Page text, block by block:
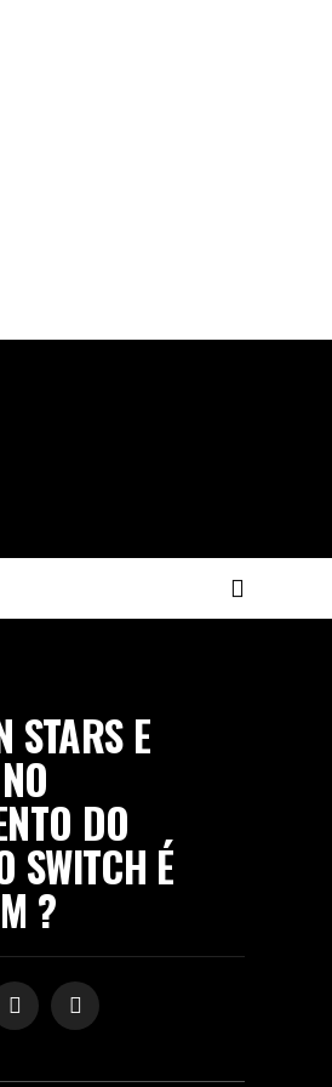
STARS E
DO
SWITCH É
?